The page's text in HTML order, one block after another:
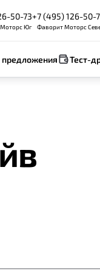
50-73
Юг
+7 (495) 126-50-
Фаворит Моторс
Тест-